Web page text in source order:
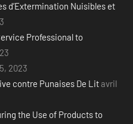
d’Extermination Nuisibles et
Professional to
2023
contre Punaises De Litavril
the Use of Products to